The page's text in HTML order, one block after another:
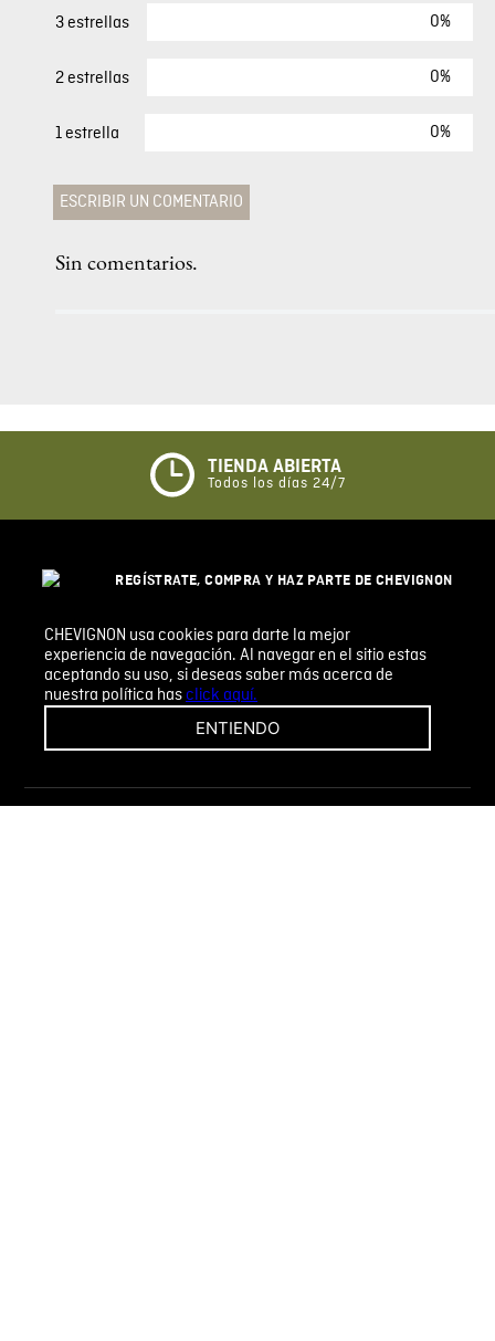
CHEVIGNON usa cookies para darte la mejor
experiencia de navegación. Al navegar en el sitio estas
aceptando su uso, si deseas saber más acerca de
nuestra política hasclick aquí.
ENTIENDO
3 estrellas 0%
2 estrellas 0%
1 estrella 0%
ESCRIBIR UN COMENTARIO
Califique el producto de 1 a 5 estrellas
★☆ ☆
Su nombre
Correo electrónico
Escribir comentario
Sin comentarios.
TIENDA ABIERTA
Todos los días 24/7
REGÍSTRATE, COMPRA Y HAZ PARTE DE CHEVIGNON
REGISTRARSE
CHEVIGNON